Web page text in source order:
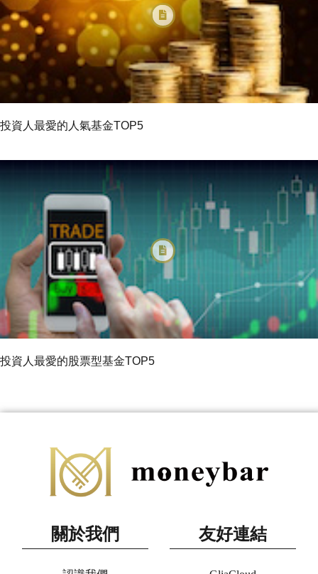
投資人最愛的人氣基金TOP5
投資人最愛的股票型基金TOP5
關於我們 友好連結